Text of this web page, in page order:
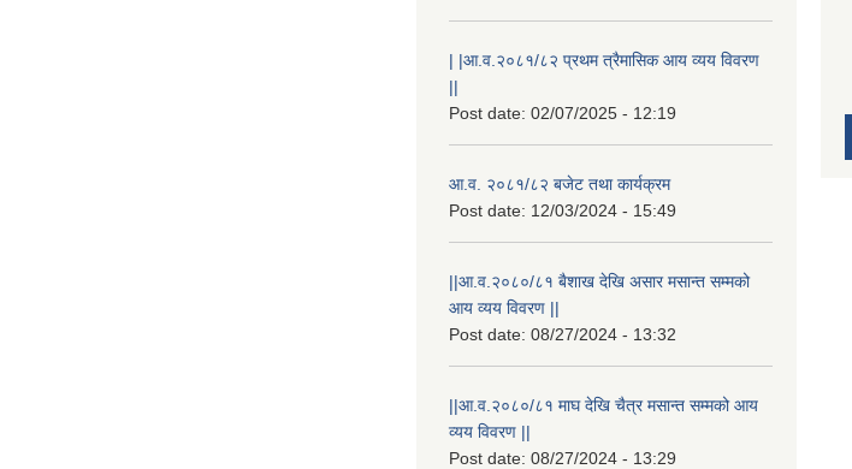
| |आ.व.२०८१/८२ प्रथम त्रैमासिक आय व्यय विवरण
||
Post date: 02/07/2025 - 12:19
आ.व. २०८१/८२ बजेट तथा कार्यक्रम
Post date: 12/03/2024 - 15:49
||आ.व.२०८०/८१ बैशाख देखि असार मसान्त सम्मको
आय व्यय विवरण ||
Post date: 08/27/2024 - 13:32
||आ.व.२०८०/८१ माघ देखि चैत्र मसान्त सम्मको आय
व्यय विवरण ||
Post date: 08/27/2024 - 13:29